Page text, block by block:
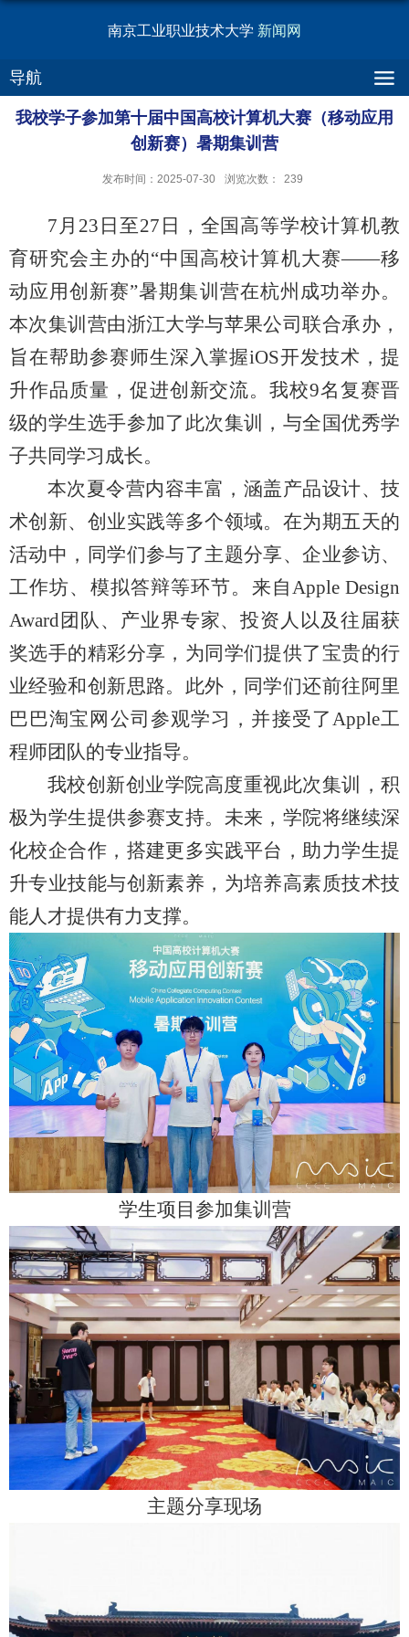
南京工业职业技术大学 新闻网
导航
我校学子参加第十届中国高校计算机大赛（移动应用
创新赛）暑期集训营
发布时间：2025-07-30 浏览次数： 239
7月23日至27日，全国高等学校计算机教
育研究会主办的“中国高校计算机大赛——移
动应用创新赛”暑期集训营在杭州成功举办。
本次集训营由浙江大学与苹果公司联合承办，
旨在帮助参赛师生深入掌握iOS开发技术，提
升作品质量，促进创新交流。我校9名复赛晋
级的学生选手参加了此次集训，与全国优秀学
子共同学习成长。
本次夏令营内容丰富，涵盖产品设计、技
术创新、创业实践等多个领域。在为期五天的
活动中，同学们参与了主题分享、企业参访、
工作坊、模拟答辩等环节。来自Apple Design
Award团队、产业界专家、投资人以及往届获
奖选手的精彩分享，为同学们提供了宝贵的行
业经验和创新思路。此外，同学们还前往阿里
巴巴淘宝网公司参观学习，并接受了Apple工
程师团队的专业指导。
我校创新创业学院高度重视此次集训，积
极为学生提供参赛支持。未来，学院将继续深
化校企合作，搭建更多实践平台，助力学生提
升专业技能与创新素养，为培养高素质技术技
能人才提供有力支撑。
学生项目参加集训营
主题分享现场